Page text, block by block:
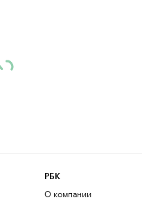
РБК
О компании